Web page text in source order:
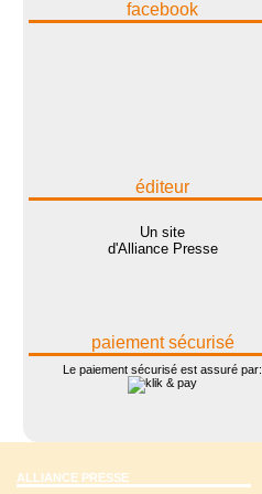
facebook
éditeur
Un site
d'Alliance Presse
paiement sécurisé
Le paiement sécurisé est assuré par:
ALLIANCE PRESSE